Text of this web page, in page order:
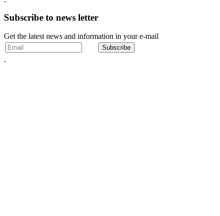
Subscribe to news letter
Get the latest news and information in your e-mail